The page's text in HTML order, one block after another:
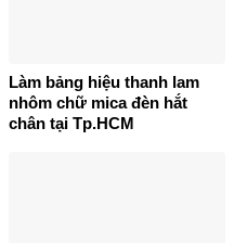
Làm bảng hiệu thanh lam
nhôm chữ mica đèn hắt
chân tại Tp.HCM